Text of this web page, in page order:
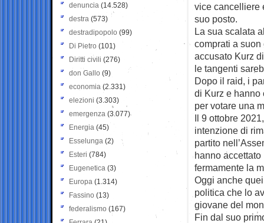
vice cancelliere
suo posto.
La sua scalata
comprati a
accusato Kurz
le tangenti
Dopo il raid, i
di Kurz e
per votare una
Il 9 ottobre
intenzione di
partito
hanno
fermamente la
Oggi anche
politica che lo
giovane del
Fin dal suo
denuncia (14.528)
destra (573)
destradipopolo (99)
Di Pietro (101)
Diritti civili (276)
don Gallo (9)
economia (2.331)
elezioni (3.303)
emergenza (3.077)
Energia (45)
Esselunga (2)
Esteri (784)
Eugenetica (3)
Europa (1.314)
Fassino (13)
federalismo (167)